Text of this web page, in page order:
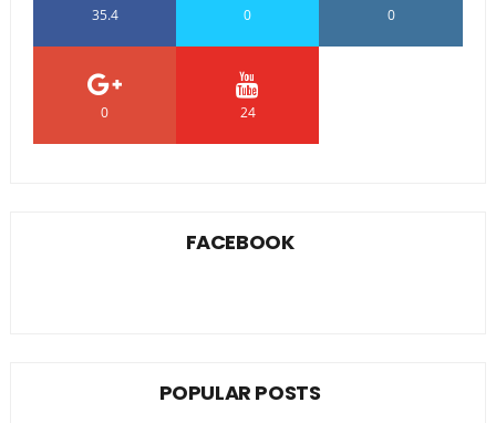
35.4 0 0
0 24
FACEBOOK
POPULAR POSTS